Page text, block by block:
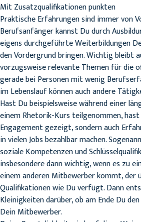
Mit Zusatzqualifikationen punkten
Praktische Erfahrungen sind immer von
Berufsanfänger kannst Du durch
eigens durchgeführte Weiterbildungen
den Vordergrund bringen. Wichtig bleibt
vorzugsweise relevante Themen für die
gerade bei Personen mit wenig
im Lebenslauf können auch andere
Hast Du beispielsweise während einer
einem Rhetorik-Kurs teilgenommen,
Engagement gezeigt, sondern auch
in vielen Jobs bezahlbar machen.
soziale Kompetenzen und
insbesondere dann wichtig, wenn es zu
einem anderen Mitbewerber kommt, der
Qualifikationen wie Du verfügt. Dann
Kleinigkeiten darüber, ob am Ende Du
Dein Mitbewerber.